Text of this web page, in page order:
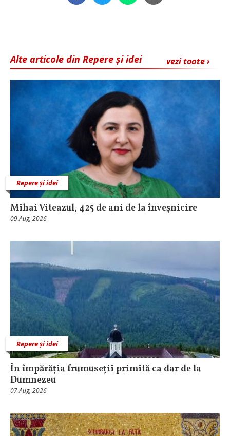
vezi toate ›
Alte articole din Repere și idei
Repere și idei
Mihai Viteazul, 425 de ani de la înveșnicire
09 Aug, 2026
Repere și idei
În împărăția frumuseții primită ca dar de la
Dumnezeu
07 Aug, 2026